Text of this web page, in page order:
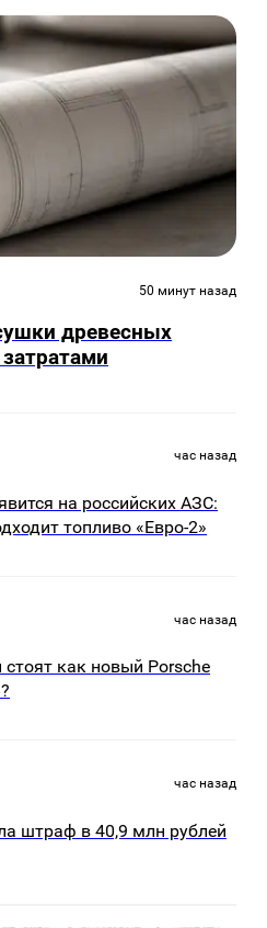
50 минут назад
древесных
час назад
на российских АЗС:
топливо «Евро-2»
час назад
как новый Porsche
час назад
штраф в 40,9 млн рублей